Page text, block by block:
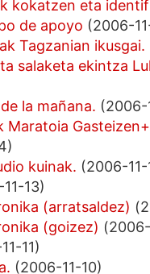
kokatzen eta
de apoyo (2006-
Tagzanian ikusgai.
salaketa ekintza
la mañana. (2006-
Maratoia
kuinak. (2006-11-
13)
(arratsaldez)
(goizez)
11)
(2006-11-10)